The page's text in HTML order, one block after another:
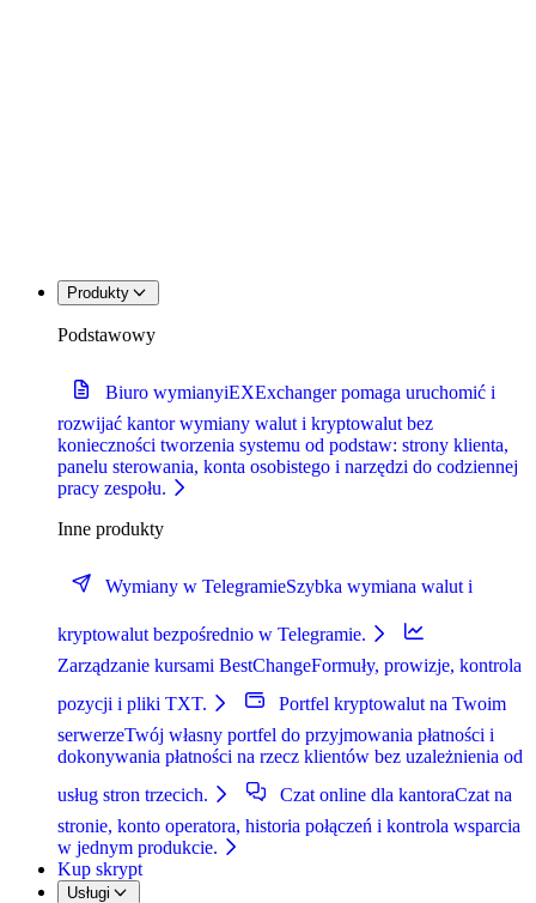
Produkty
Podstawowy
Biuro wymianyiEXExchanger pomaga uruchomić i
rozwijać kantor wymiany walut i kryptowalut bez
konieczności tworzenia systemu od podstaw: strony klienta,
panelu sterowania, konta osobistego i narzędzi do codziennej
pracy zespołu.
Inne produkty
Wymiany w TelegramieSzybka wymiana walut i
kryptowalut bezpośrednio w Telegramie.
Zarządzanie kursami BestChangeFormuły, prowizje, kontrola
pozycji i pliki TXT.
Portfel kryptowalut na Twoim
serwerzeTwój własny portfel do przyjmowania płatności i
dokonywania płatności na rzecz klientów bez uzależnienia od
usług stron trzecich.
Czat online dla kantoraCzat na
stronie, konto operatora, historia połączeń i kontrola wsparcia
w jednym produkcie.
Kup skrypt
Usługi